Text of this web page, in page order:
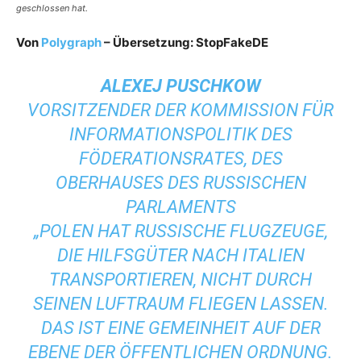
geschlossen hat.
Von Polygraph– Übersetzung: StopFakeDE
ALEXEJ PUSCHKOW
VORSITZENDER DER KOMMISSION FÜR
INFORMATIONSPOLITIK DES
FÖDERATIONSRATES, DES
OBERHAUSES DES RUSSISCHEN
PARLAMENTS
„POLEN HAT RUSSISCHE FLUGZEUGE,
DIE HILFSGÜTER NACH ITALIEN
TRANSPORTIEREN, NICHT DURCH
SEINEN LUFTRAUM FLIEGEN LASSEN.
DAS IST EINE GEMEINHEIT AUF DER
EBENE DER ÖFFENTLICHEN ORDNUNG.